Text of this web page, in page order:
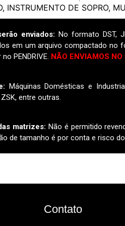
, INSTRUMENTO DE SOPRO,
enviados: No formato DST,
em um arquivo compactado no
PENDRIVE. NÃO ENVIAMOS NO
Máquinas Domésticas e
entre outras.
matrizes: Não é permitido
de tamanho é por conta e risco
Contato